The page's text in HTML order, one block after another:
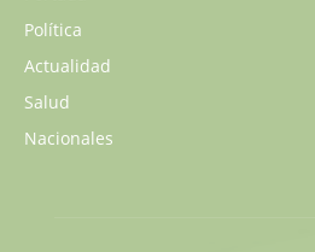
Política
Actualidad
Salud
Nacionales